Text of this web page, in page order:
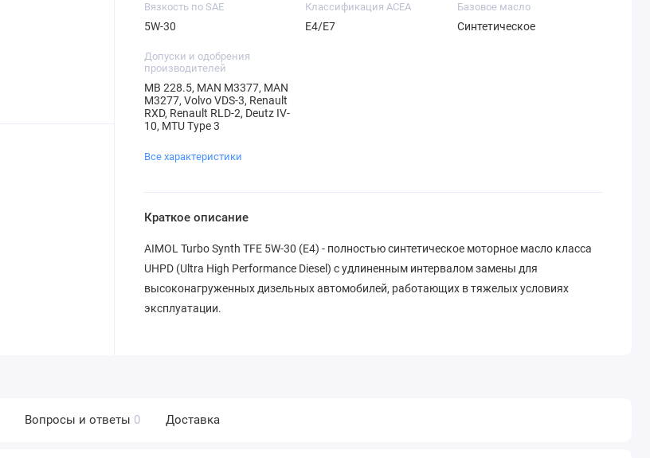
Вязкость по SAE
5W-30
Классификация ACEA
E4/E7
Базовое масло
Синтетическое
Допуски и одобрения
производителей
MB 228.5, MAN M3377, MAN
M3277, Volvo VDS-3, Renault
RXD, Renault RLD-2, Deutz IV-
10, MTU Type 3
Все характеристики
Краткое описание
AIMOL Turbo Synth TFE 5W-30 (E4) - полностью синтетическое моторное масло класса
UHPD (Ultra High Performance Diesel) с удлиненным интервалом замены для
высоконагруженных дизельных автомобилей, работающих в тяжелых условиях
эксплуатации.
Вопросы и ответы 0 Доставка